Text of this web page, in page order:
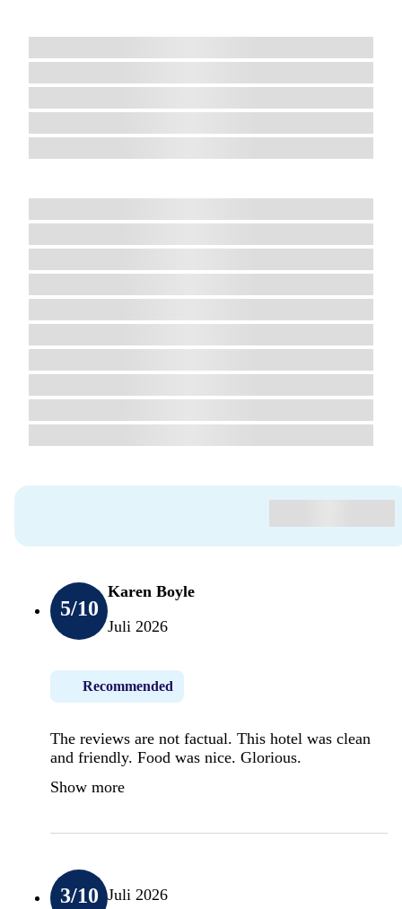
5/10
Karen Boyle
Juli 2026
Recommended
The reviews are not factual. This hotel was clean
and friendly. Food was nice. Glorious.
Show more
3/10 Juli 2026